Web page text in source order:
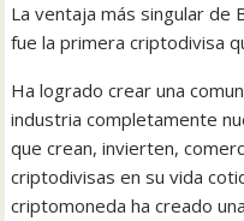
La ventaja más singular de
fue la primera criptodivisa
Ha logrado crear una
industria completamente
que crean, invierten,
criptodivisas en su vida
criptomoneda ha creado